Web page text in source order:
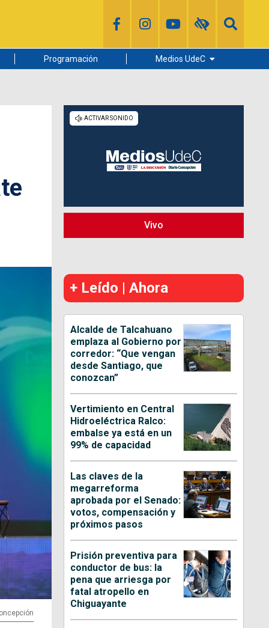
Programación Medios UdeC
Radio UdeC
Noticias UdeC
Vivo
+ Leído | Ahora
Alcalde de Talcahuano
emplaza al Gobierno por
corredor: “Que vengan
desde Santiago, que
conozcan”
Vertimiento en Central
Hidroeléctrica Ralco:
embalse ya está en un
99% de capacidad
Las claves de la
megarreforma
aprobada por el Senado:
votos, compensación y
próximos pasos
Prisión preventiva para
conductor de bus: la
pena que arriesga por
fatal atropello en
Chiguayante